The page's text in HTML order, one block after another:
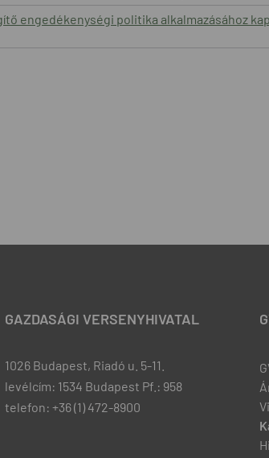
engedékenységi politika alkalmazásához
GAZDASÁGI VERSENYHIVATAL
1026 Budapest, Riadó u. 5-11.
levélcím: 1534 Budapest Pf.: 958
telefon: +36 (1) 472-8900